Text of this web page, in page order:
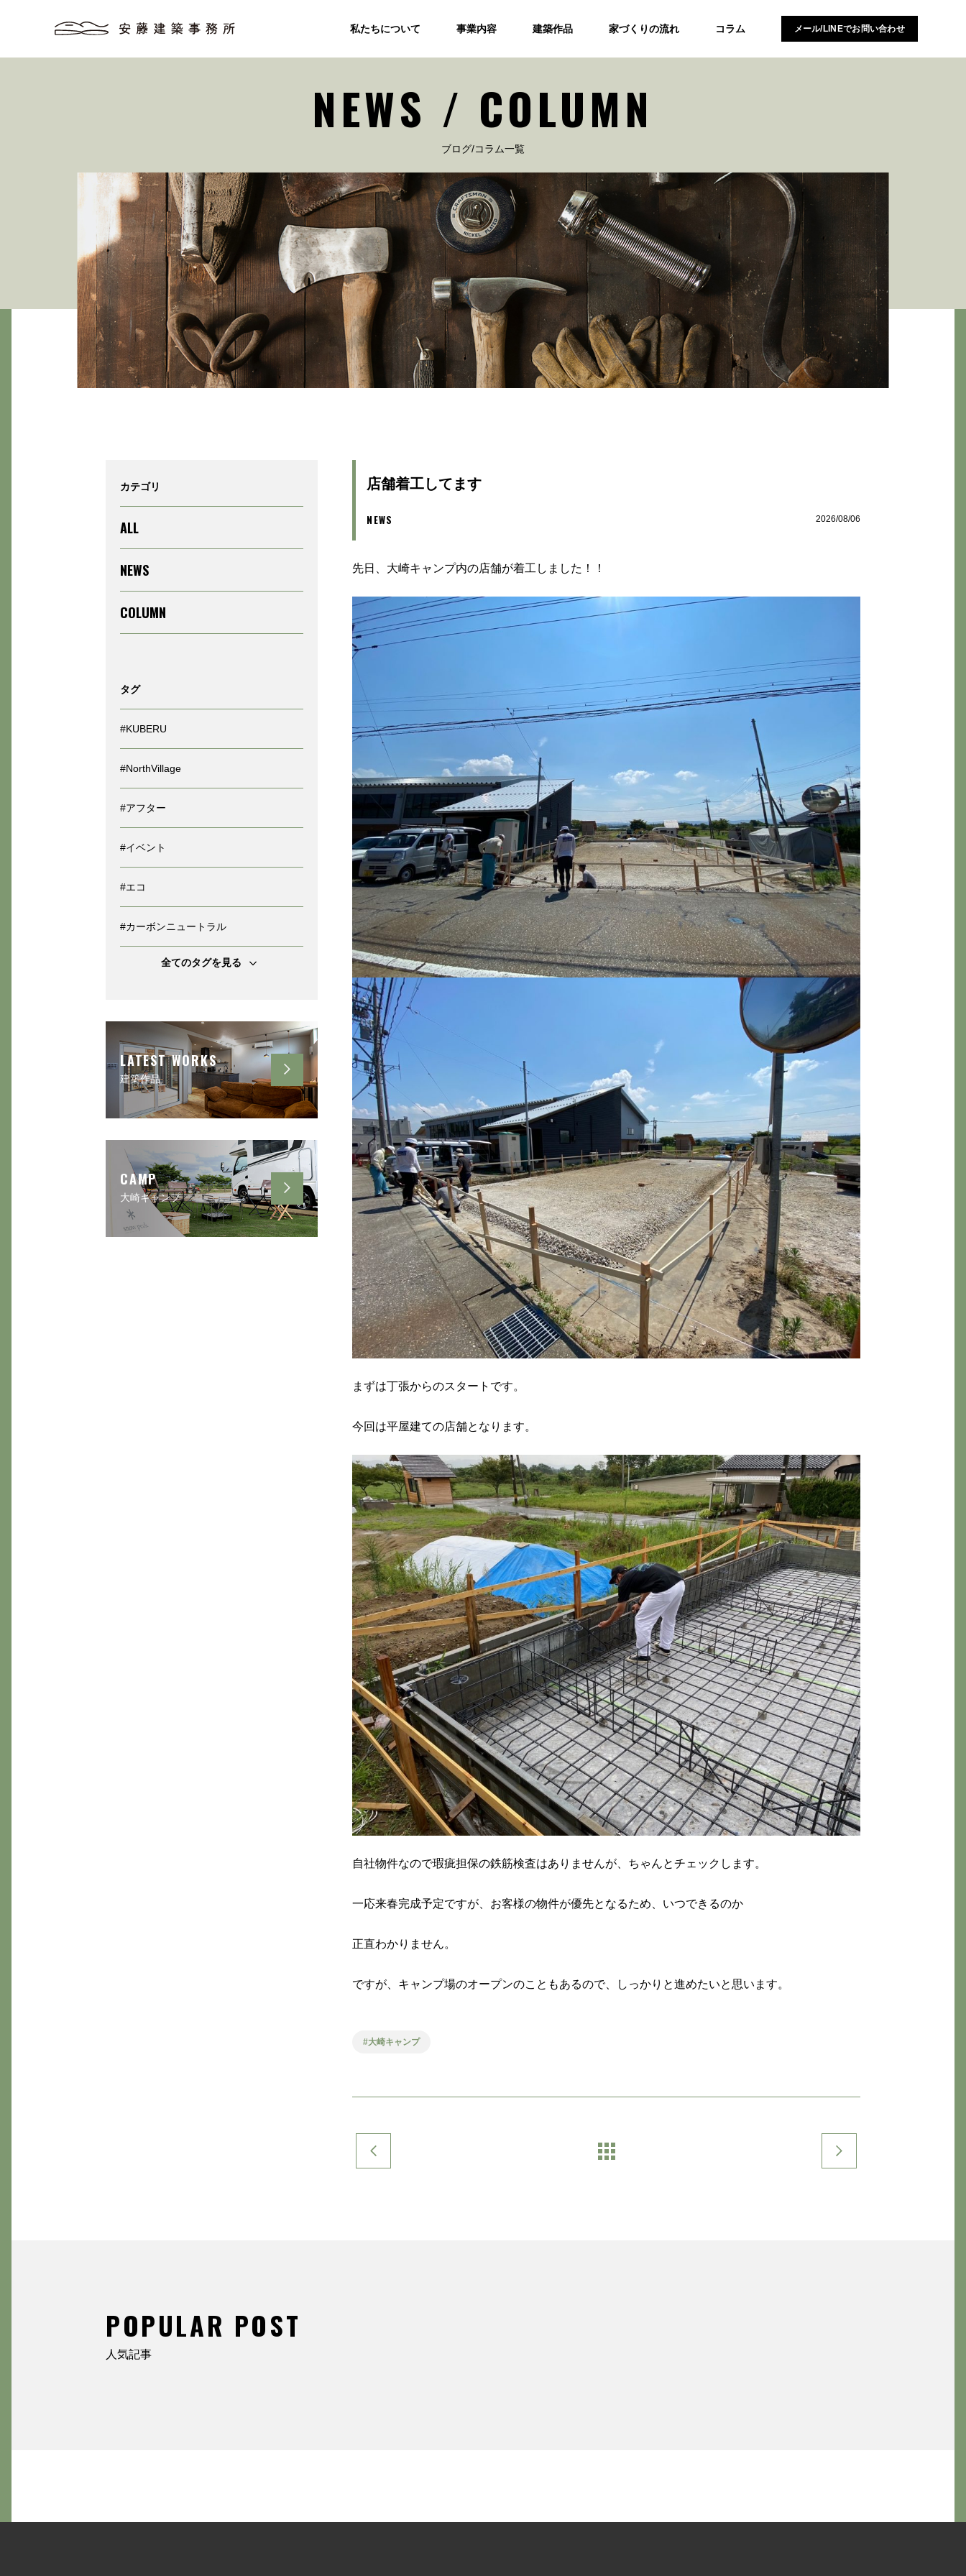
私たちについて 事業内容 建築作品 家づくりの流れ コラム メール/LINEでお問い合わせ
NEWS / COLUMN
ブログ/コラム一覧
カテゴリ
ALL
NEWS
COLUMN
タグ
#KUBERU
#NorthVillage
#アフター
#イベント
#エコ
#カーボンニュートラル
全てのタグを見る
LATEST WORKS
建築作品
CAMP
大崎キャンプ
店舗着工してます
NEWS 2026/08/06
先日、大崎キャンプ内の店舗が着工しました！！
まずは丁張からのスタートです。
今回は平屋建ての店舗となります。
自社物件なので瑕疵担保の鉄筋検査はありませんが、ちゃんとチェックします。
一応来春完成予定ですが、お客様の物件が優先となるため、いつできるのか
正直わかりません。
ですが、キャンプ場のオープンのこともあるので、しっかりと進めたいと思います。
大崎キャンプ
POPULAR POST
人気記事